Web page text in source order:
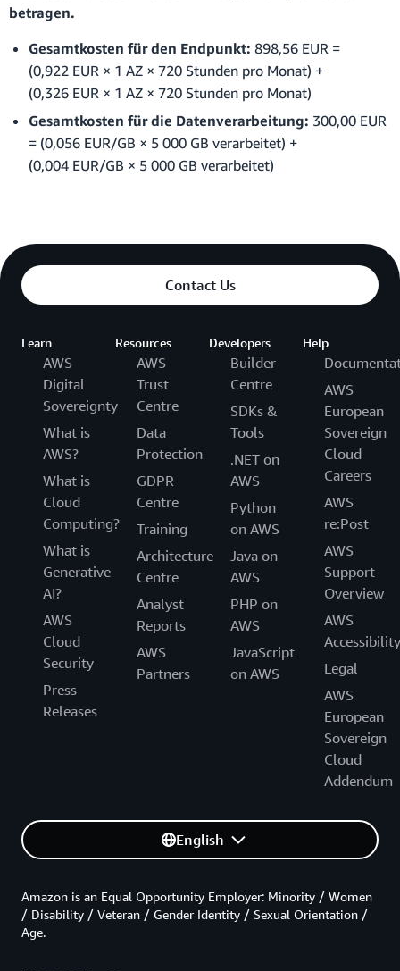
betragen.
Gesamtkosten für den Endpunkt: 898,56 EUR =
(0,922 EUR × 1 AZ × 720 Stunden pro Monat) +
(0,326 EUR × 1 AZ × 720 Stunden pro Monat)
Gesamtkosten für die Datenverarbeitung: 300,00 EUR
= (0,056 EUR/GB × 5 000 GB verarbeitet) +
(0,004 EUR/GB × 5 000 GB verarbeitet)
Contact Us
Learn
AWS
Digital
Sovereignty
What is
AWS?
What is
Cloud
Computing?
What is
Generative
AI?
AWS
Cloud
Security
Press
Releases
Resources
AWS
Trust
Centre
Data
Protection
GDPR
Centre
Training
Architecture
Centre
Analyst
Reports
AWS
Partners
Developers
Builder
Centre
SDKs &
Tools
.NET on
AWS
Python
on AWS
Java on
AWS
PHP on
AWS
JavaScript
on AWS
Help
AWS
European
Sovereign
Cloud
Careers
AWS
re:Post
AWS
Support
Overview
AWS
Accessibility
Legal
AWS
European
Sovereign
Cloud
Addendum
English
Amazon is an Equal Opportunity Employer: Minority / Women
/ Disability / Veteran / Gender Identity / Sexual Orientation /
Age.